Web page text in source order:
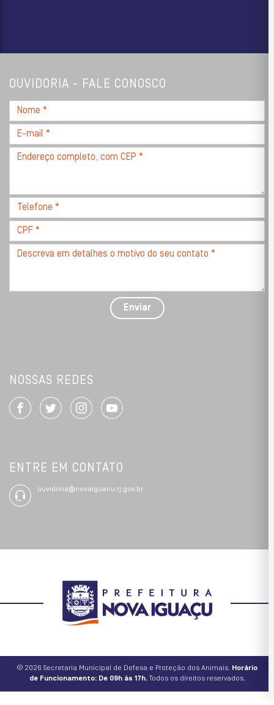
OUVIDORIA - FALE CONOSCO
Nome
*
E-
mail
Endereço
CEP
Telefone
*
CPF
*
Descreva
com
Enviar
NOSSAS REDES
ENTRE EM CONTATO
ouvidoria@novaiguacu.rj.gov.br
© 2026 Secretaria Municipal de Defesa e Proteção dos Animais. Horário
de Funcionamento: De 09h às 17h.Todos os direitos reservados.